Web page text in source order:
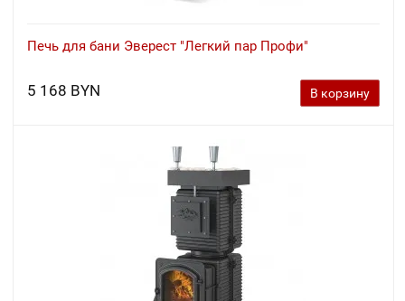
Печь для бани Эверест "Легкий пар Профи"
5 168 BYN В корзину